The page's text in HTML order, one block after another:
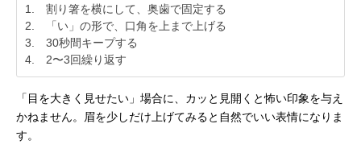
1. 割り箸を横にして、奥歯で固定する
2. 「い」の形で、口角を上まで上げる
3. 30秒間キープする
4. 2〜3回繰り返す
「目を大きく見せたい」場合に、カッと見開くと怖い印象を与え
かねません。眉を少しだけ上げてみると自然でいい表情になりま
す。